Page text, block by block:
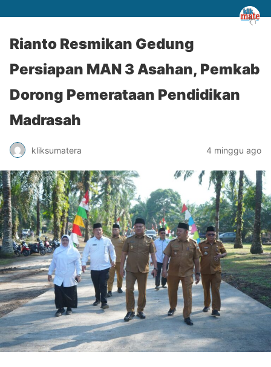
Rianto Resmikan Gedung
Persiapan MAN 3 Asahan, Pemkab
Dorong Pemerataan Pendidikan
Madrasah
kliksumatera 4 minggu ago